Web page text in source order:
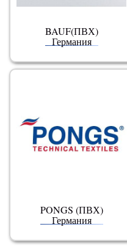
BAUF(ПВХ)
Германия
PONGS (ПВХ)
Германия